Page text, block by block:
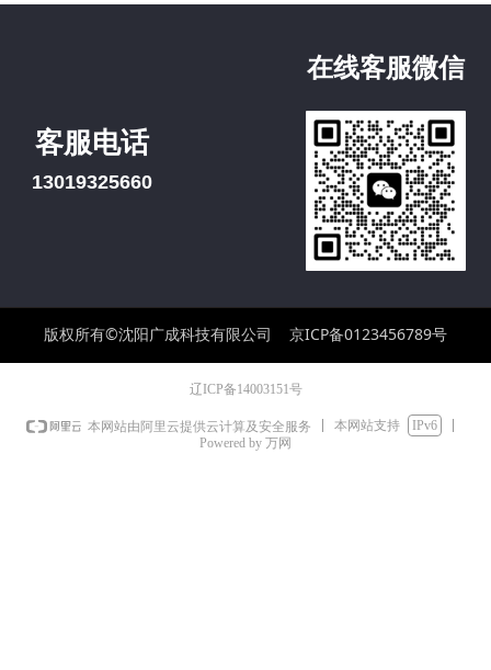
客服电话
13019325660
在线客服微信
版权所有©沈阳广成科技有限公司 京ICP备0123456789号
辽ICP备14003151号
本网站由阿里云提供云计算及安全服务 本网站支持
IPv6
Powered by 万网